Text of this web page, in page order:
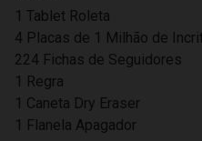
1 Tablet Roleta
4 Placas de 1 Milhão de
224 Fichas de Seguidores
1 Regra
1 Caneta Dry Eraser
1 Flanela Apagador